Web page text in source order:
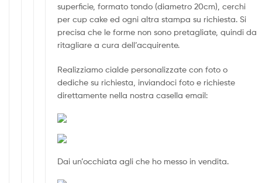
superficie, formato tondo (diametro 20cm), cerchi
per cup cake ed ogni altra stampa su richiesta. Si
precisa che le forme non sono pretagliate, quindi da
ritagliare a cura dell’acquirente.
Realizziamo cialde personalizzate con foto o
dediche su richiesta, inviandoci foto e richieste
direttamente nella nostra casella email:
Dai un’occhiata agli che ho messo in vendita.